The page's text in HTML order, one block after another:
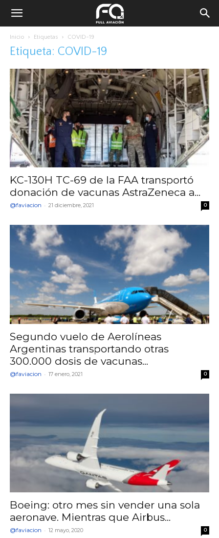
Inicio Etiquetas COVID-19
Etiqueta: COVID-19
KC-130H TC-69 de la FAA transportó
donación de vacunas AstraZeneca a...
@faviacion - 21 diciembre, 2021 0
Segundo vuelo de Aerolíneas
Argentinas transportando otras
300.000 dosis de vacunas...
@faviacion - 17 enero, 2021 0
Boeing: otro mes sin vender una sola
aeronave. Mientras que Airbus...
@faviacion - 12 mayo, 2020 0